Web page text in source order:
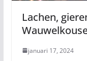
Lachen,
januari 17, 2024